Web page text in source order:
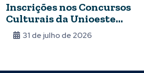
Inscrições nos Concursos
Culturais da Unioeste
ganham novo prazo
31 de julho de 2026